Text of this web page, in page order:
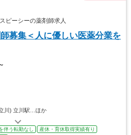
ーシーの薬剤師求人
募集＜人に優しい医薬分業を
川) 立川駅…ほか
伴う転勤なし
産休・育休取得実績有り